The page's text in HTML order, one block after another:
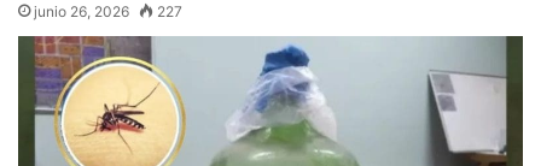
junio 26, 2026 227